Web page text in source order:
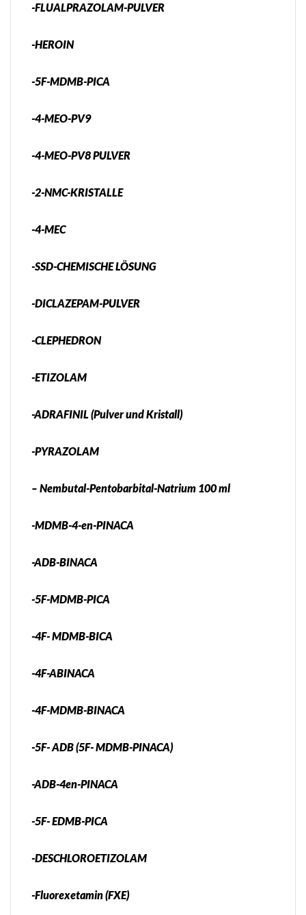
-FLUALPRAZOLAM-PULVER
-HEROIN
-5F-MDMB-PICA
-4-MEO-PV9
-4-MEO-PV8 PULVER
-2-NMC-KRISTALLE
-4-MEC
-SSD-CHEMISCHE LÖSUNG
-DICLAZEPAM-PULVER
-CLEPHEDRON
-ETIZOLAM
-ADRAFINIL (Pulver und Kristall)
-PYRAZOLAM
– Nembutal-Pentobarbital-Natrium 100 ml
-MDMB-4-en-PINACA
-ADB-BINACA
-5F-MDMB-PICA
-4F- MDMB-BICA
-4F-ABINACA
-4F-MDMB-BINACA
-5F- ADB (5F- MDMB-PINACA)
-ADB-4en-PINACA
-5F- EDMB-PICA
-DESCHLOROETIZOLAM
-Fluorexetamin (FXE)